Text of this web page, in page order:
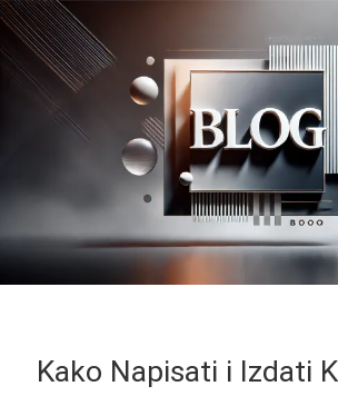
Kako Napisati i Izdati